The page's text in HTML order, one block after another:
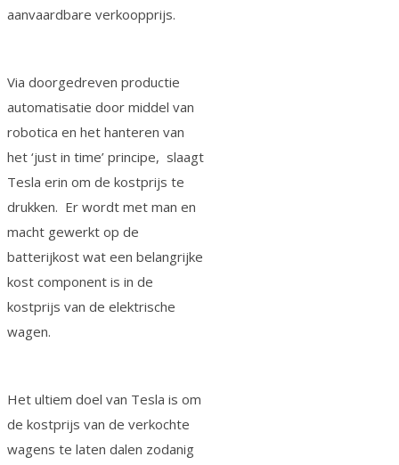
aanvaardbare verkoopprijs.
Via doorgedreven productie
automatisatie door middel van
robotica en het hanteren van
het ‘just in time’ principe, slaagt
Tesla erin om de kostprijs te
drukken. Er wordt met man en
macht gewerkt op de
batterijkost wat een belangrijke
kost component is in de
kostprijs van de elektrische
wagen.
Het ultiem doel van Tesla is om
de kostprijs van de verkochte
wagens te laten dalen zodanig